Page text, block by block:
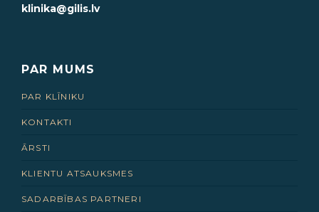
klinika@gilis.lv
PAR MUMS
PAR KLĪNIKU
KONTAKTI
ĀRSTI
KLIENTU ATSAUKSMES
SADARBĪBAS PARTNERI